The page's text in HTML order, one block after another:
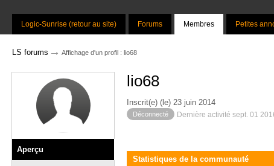
Logic-Sunrise (retour au site) Forums Membres Petites
LS forums → Affichage d'un profil : lio68
Aperçu
lio68
Inscrit(e) (le) 23 juin 2014
Déconnecté Dernière activité sept. 01
Statistiques de la communauté